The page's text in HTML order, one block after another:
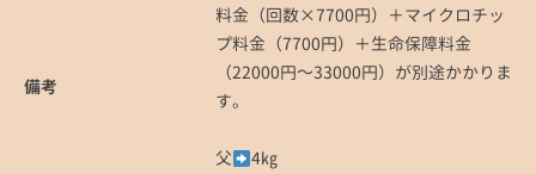
備考
料金（回数×7700円）＋マイクロチッ
プ料金（7700円）＋生命保障料金
（22000円～33000円）が別途かかりま
す。
父
4㎏